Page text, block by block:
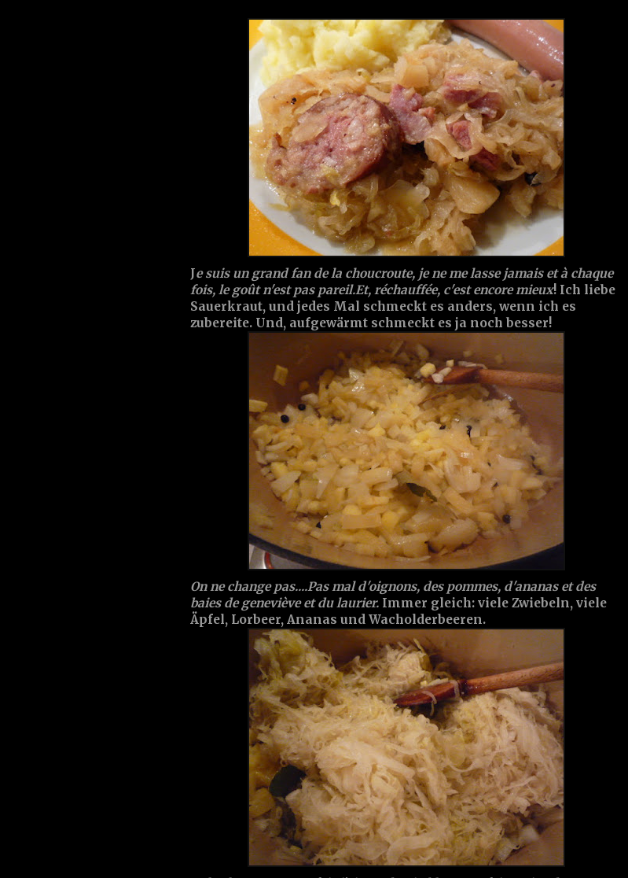
Je suis un grand fan de la choucroute, je ne me lasse jamais et à chaque
fois, le goût n'est pas pareil.Et, réchauffée, c'est encore mieux! Ich liebe
Sauerkraut, und jedes Mal schmeckt es anders, wenn ich es
zubereite. Und, aufgewärmt schmeckt es ja noch besser!
On ne change pas....Pas mal d'oignons, des pommes, d'ananas et des
baies de geneviève et du laurier. Immer gleich: viele Zwiebeln, viele
Äpfel, Lorbeer, Ananas und Wacholderbeeren.